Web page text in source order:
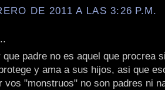
DE 2011 A LAS 3:26 P.M.
que padre no es aquel que procrea
y ama a sus hijos, asi que
vos "monstruos" no son padres ni